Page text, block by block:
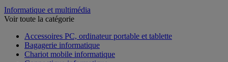
Informatique et multimédia
Accessoires PC, ordinateur portable et tablette
Bagagerie informatique